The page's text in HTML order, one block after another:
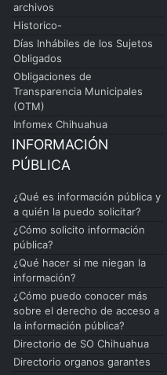
archivos
Historico-
Días Inhábiles de los Sujetos
Obligados
Obligaciones de
Transparencia Municipales
(OTM)
Infomex Chihuahua
INFORMACIÓN
PÚBLICA
¿Qué es información pública y
a quién la puedo solicitar?
¿Cómo solicito información
pública?
¿Qué hacer si me niegan la
información?
¿Cómo puedo conocer más
sobre el derecho de acceso a
la información pública?
Directorio de SO Chihuahua
Directorio organos garantes